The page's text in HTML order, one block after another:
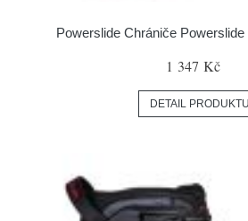
Powerslide Chrániče
1 347 Kč
DETAIL PRODUKTU